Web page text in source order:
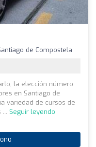
de Compostela
la elección número
en Santiago de
variedad de cursos de
Seguir leyendo